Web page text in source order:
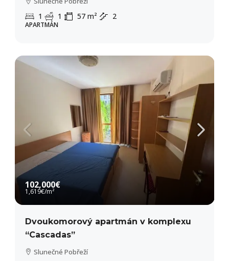
1 1 57 m² 2
APARTMÁN
102,000€
1,619€/m²
Dvoukomorový apartmán v komplexu
“Cascadas”
Slunečné Pobřeží